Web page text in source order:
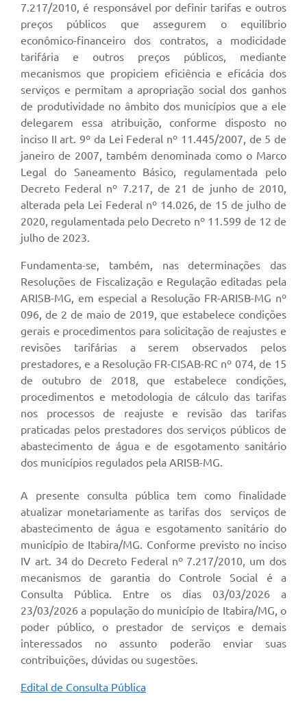
7.217/2010, é responsável por definir tarifas e outros
preços públicos que assegurem o equilíbrio
econômico-financeiro dos contratos, a modicidade
tarifária e outros preços públicos, mediante
mecanismos que propiciem eficiência e eficácia dos
serviços e permitam a apropriação social dos ganhos
de produtividade no âmbito dos municípios que a ele
delegarem essa atribuição, conforme disposto no
inciso II art. 9º da Lei Federal nº 11.445/2007, de 5 de
janeiro de 2007, também denominada como o Marco
Legal do Saneamento Básico, regulamentada pelo
Decreto Federal nº 7.217, de 21 de junho de 2010,
alterada pela Lei Federal nº 14.026, de 15 de julho de
2020, regulamentada pelo Decreto nº 11.599 de 12 de
julho de 2023.
Fundamenta-se, também, nas determinações das
Resoluções de Fiscalização e Regulação editadas pela
ARISB-MG, em especial a Resolução FR-ARISB-MG nº
096, de 2 de maio de 2019, que estabelece condições
gerais e procedimentos para solicitação de reajustes e
revisões tarifárias a serem observados pelos
prestadores, e a Resolução FR-CISAB-RC nº 074, de 15
de outubro de 2018, que estabelece condições,
procedimentos e metodologia de cálculo das tarifas
nos processos de reajuste e revisão das tarifas
praticadas pelos prestadores dos serviços públicos de
abastecimento de água e de esgotamento sanitário
dos municípios regulados pela ARISB-MG.
A presente consulta pública tem como finalidade
atualizar monetariamente as tarifas dos serviços de
abastecimento de água e esgotamento sanitário do
município de Itabira/MG. Conforme previsto no inciso
IV art. 34 do Decreto Federal nº 7.217/2010, um dos
mecanismos de garantia do Controle Social é a
Consulta Pública. Entre os dias 03/03/2026 a
23/03/2026 a população do município de Itabira/MG, o
poder público, o prestador de serviços e demais
interessados no assunto poderão enviar suas
contribuições, dúvidas ou sugestões.
Edital de Consulta Pública